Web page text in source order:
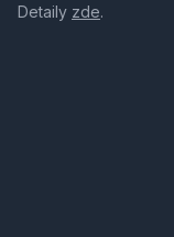
Detaily zde.